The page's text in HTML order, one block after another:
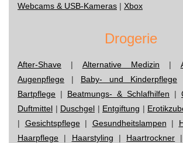
Webcams & USB-Kameras | Xbox
Drogerie
After-Shave | Alternative Medizin |
Augenpflege | Baby- und Kinderpflege
Bartpflege | Beatmungs- & Schlafhilfen |
Duftmittel | Duschgel | Entgiftung |
| Gesichtspflege| Gesundheitslampen |
Haarpflege | Haarstyling | Haartrockner |